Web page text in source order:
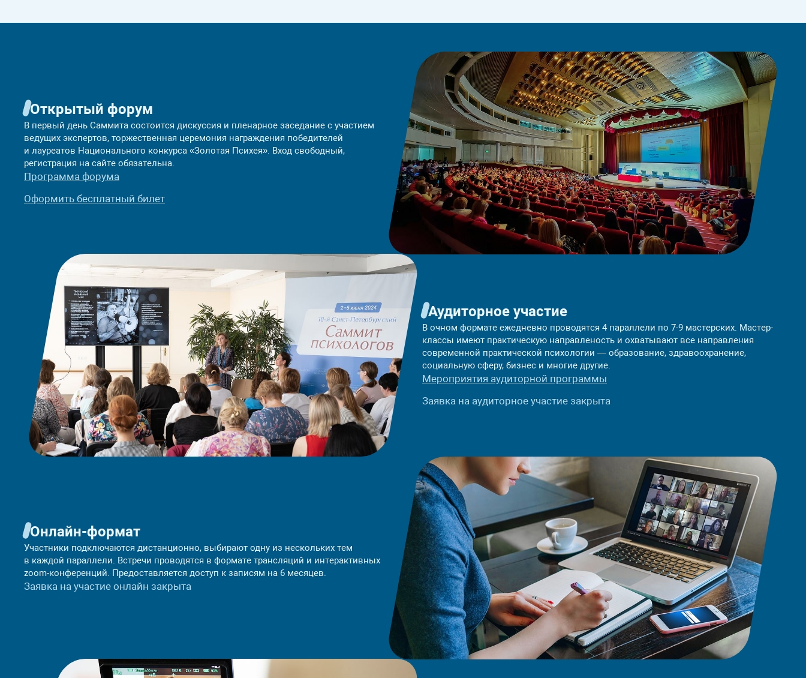
Открытый форум
В первый день Саммита состоится дискуссия и пленарное заседание с участием
ведущих экспертов, торжественная церемония награждения победителей
и лауреатов Национального конкурса «Золотая Психея». Вход свободный,
регистрация на сайте обязательна.
Программа форума
Оформить бесплатный билет
Аудиторное участие
В очном формате ежедневно проводятся 4 параллели по 7-9 мастерских. Мастер-
классы имеют практическую направленость и охватывают все направления
современной практической психологии — образование, здравоохранение,
социальную сферу, бизнес и многие другие.
Мероприятия аудиторной программы
Заявка на аудиторное участие закрыта
Онлайн-формат
Участники подключаются дистанционно, выбирают одну из нескольких тем
в каждой параллели. Встречи проводятся в формате трансляций и интерактивных
zoom-конференций. Предоставляется доступ к записям на 6 месяцев.
Заявка на участие онлайн закрыта